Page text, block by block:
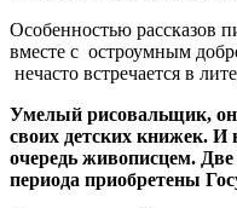
Особенностью рассказов
вместе с остроумным
нечасто встречается в
Умелый рисовальщик,
своих детских книжек. И
очередь живописцем.
периода приобретены